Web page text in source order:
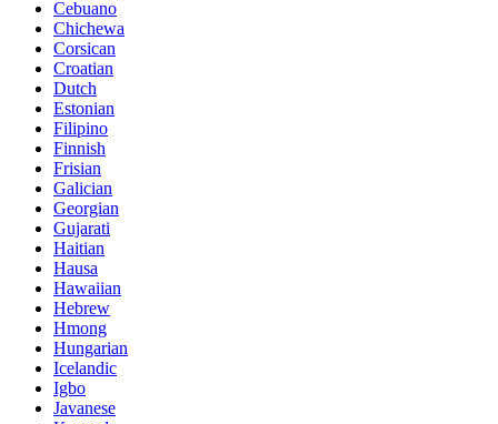
Cebuano
Chichewa
Corsican
Croatian
Dutch
Estonian
Filipino
Finnish
Frisian
Galician
Georgian
Gujarati
Haitian
Hausa
Hawaiian
Hebrew
Hmong
Hungarian
Icelandic
Igbo
Javanese